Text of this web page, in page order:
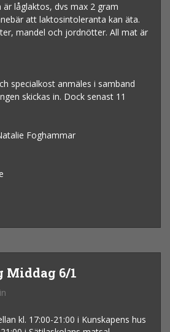
låglaktos, dvs max 2 gram
att laktosintoleranta kan äta.
mandel och jordnötter. All mat är
specialkost anmäles i samband
skickas in. Dock senast 11
Foghammar
Middag 6/1
kl. 17:00-21:00 i Kunskapens hus